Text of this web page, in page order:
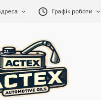
Графік роботи